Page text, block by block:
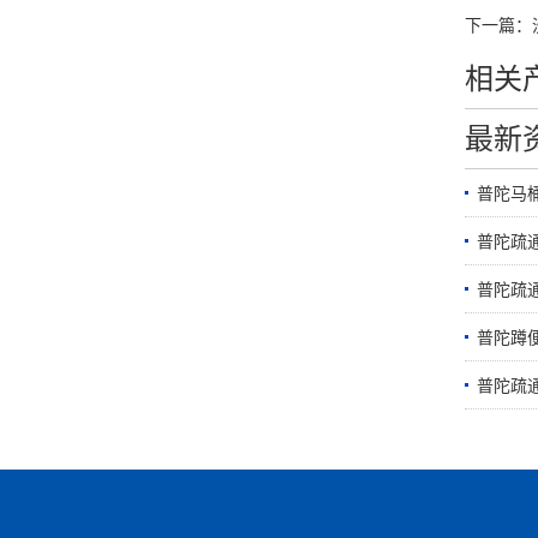
下一篇：
相关
最新
普陀马
普陀疏
普陀疏
普陀蹲
普陀疏